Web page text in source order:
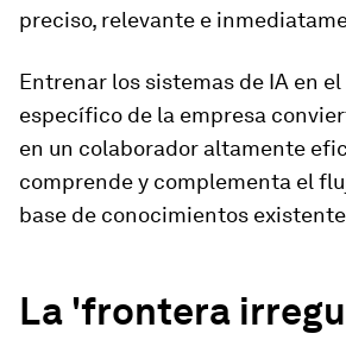
preciso, relevante e
Entrenar los sistemas de IA en
específico de la empresa
en un colaborador altamente
comprende y complementa el
base de conocimientos
La 'frontera